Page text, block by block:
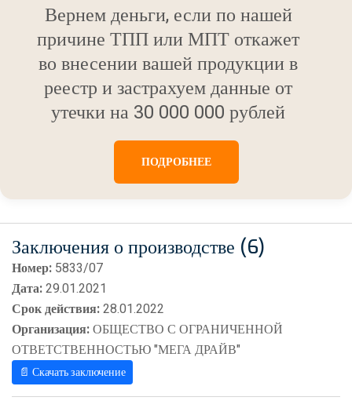
Вернем деньги, если по нашей
причине ТПП или МПТ откажет
во внесении вашей продукции в
реестр и застрахуем данные от
утечки на 30 000 000 рублей
ПОДРОБНЕЕ
Заключения о производстве (6)
Номер: 5833/07
Дата:29.01.2021
Срок действия:28.01.2022
Организация:ОБЩЕСТВО С ОГРАНИЧЕННОЙ
ОТВЕТСТВЕННОСТЬЮ "МЕГА ДРАЙВ"
📄 Скачать заключение